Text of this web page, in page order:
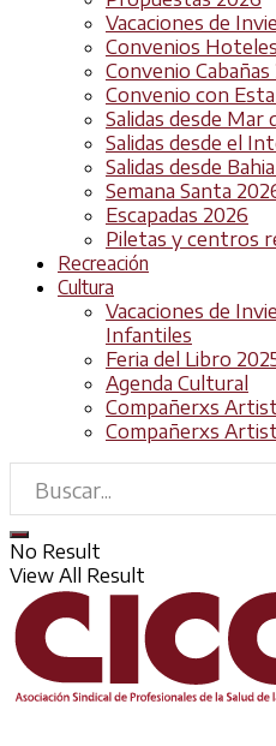
Vacaciones de
Convenios
Convenio Cabañas
Convenio con
Salidas desde Mar
Salidas desde el
Salidas desde
Semana Santa
Escapadas 2026
Piletas y centros
Recreación
Cultura
Vacaciones de
Infantiles
Feria del Libro
Agenda Cultural
Compañerxs
Compañerxs
No Result
View All Result